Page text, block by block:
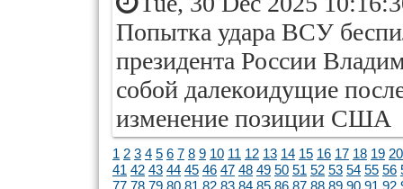
Попытка удара ВСУ
президента России
собой далекоидущие
изменение позиции США
1 2 3 4 5 6 7 8 9 10 11 12 13 14 15 16 17 18 19 20
41 42 43 44 45 46 47 48 49 50 51 52 53 54 55 56
77 78 79 80 81 82 83 84 85 86 87 88 89 90 91 92